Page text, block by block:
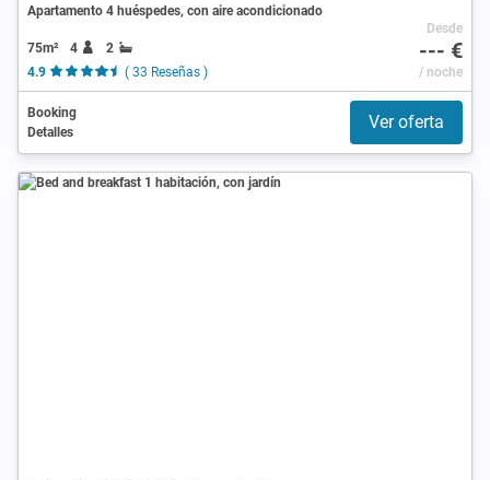
Apartamento 4 huéspedes, con aire acondicionado
75m² 4
2
4.9
( 33 Reseñas )
Desde
--- €
/ noche
Booking
Detalles
Ver oferta